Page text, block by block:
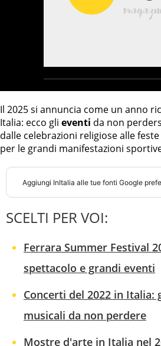
Il 2025 si annuncia come un anno
Italia: ecco gli eventi da non
dalle celebrazioni religiose alle
per le grandi manifestazioni
Aggiungi InItalia alle tue fonti Google
SCELTI PER VOI:
Ferrara Summer Festival
spettacolo e grandi eventi
Concerti del 2022 in Italia:
musicali da non perdere
Mostre d'arte in Italia nel